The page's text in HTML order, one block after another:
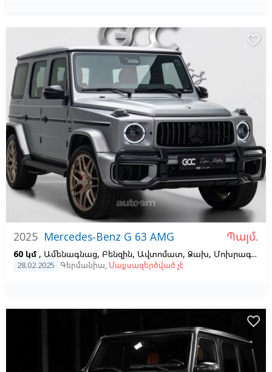
2025 Mercedes-Benz G 63 AMG Պայմ.
60 կմ , Ամենագնաց, Բենզին, Ավտոմատ, Ձախ, Մոխրագույն
28.02.2025 Գերմանիա, Մաքսազերծված չէ
favorite_border
favorite_border